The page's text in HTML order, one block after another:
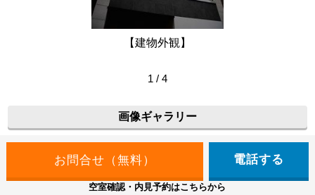
【建物外観】
1 / 4
画像ギャラリー
電話する
空室確認・内見予約はこちらから